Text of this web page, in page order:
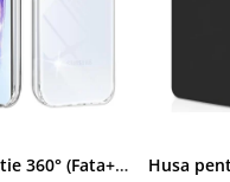
Husa Protectie 360° (Fata+Spate) compatibila Samsung Galaxy A55 5G, Transparanta, Protectie Completa